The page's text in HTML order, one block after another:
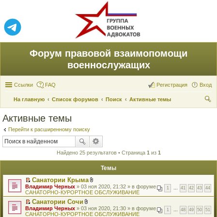
Форум правовой взаимопомощи
военнослужащих
Ссылки FAQ Вход
Регистрация
На главную Список форумов Поиск
Активные темы
Активные темы
Перейти к расширенному поиску
Найдено 25 результатов • Страница 1 из 1
Темы
П
е
р
е
й
т
Санатории Крыма
В
л
о
е
н
1 41 42 43 44
Владимир Черных » 03 ноя 2020, 21:32 » в форуме
САНАТОРНО-КУРОРТНОЕ ОБСЛУЖИВАНИЕ
П
е
Санатории Сочи
В
л
1 48 49 50 51
Владимир Черных » 03 ноя 2020, 21:30 » в форуме
САНАТОРНО-КУРОРТНОЕ ОБСЛУЖИВАНИЕ